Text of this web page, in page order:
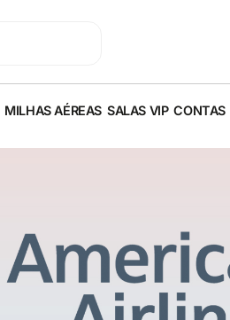
MILHAS AÉREAS SALAS VIP CONTAS